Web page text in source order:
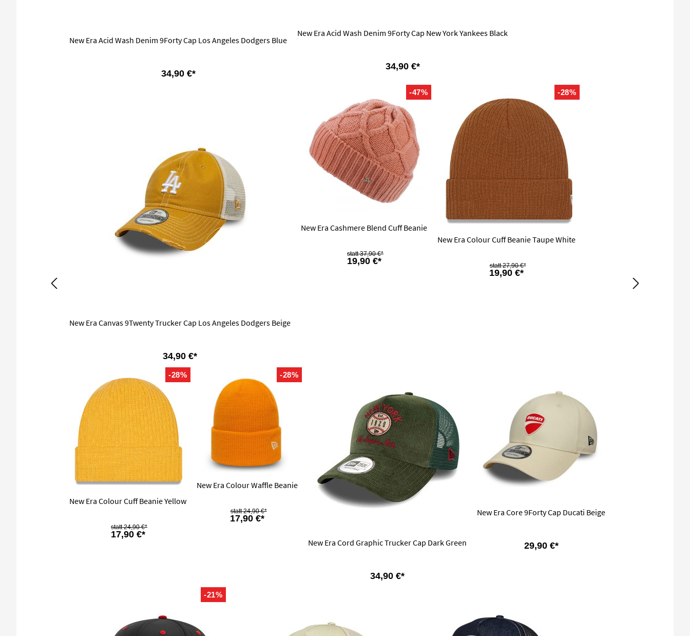
New Era Acid Wash Denim 9Forty Cap Los Angeles Dodgers Blue
34,90 €*
New Era Acid Wash Denim 9Forty Cap New York Yankees Black
34,90 €*
New Era Canvas 9Twenty Trucker Cap Los Angeles Dodgers Beige
34,90 €*
-47%
New Era Cashmere Blend Cuff Beanie
19,90 €*
37,90 €*
-28%
New Era Colour Cuff Beanie Taupe White
19,90 €*
27,90 €*
-28%
New Era Colour Cuff Beanie Yellow
17,90 €*
24,90 €*
-28%
New Era Colour Waffle Beanie
17,90 €*
24,90 €*
New Era Cord Graphic Trucker Cap Dark Green
34,90 €*
New Era Core 9Forty Cap Ducati Beige
29,90 €*
-21%